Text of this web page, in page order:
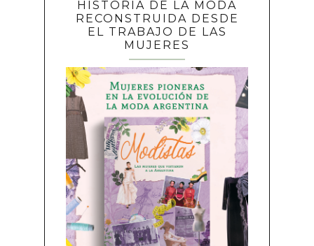
HISTORIA DE LA MODA
RECONSTRUIDA DESDE
EL TRABAJO DE LAS
MUJERES